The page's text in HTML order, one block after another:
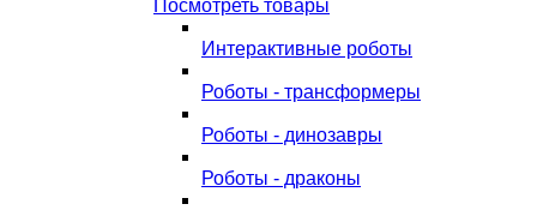
Посмотреть товары
Интерактивные роботы
Роботы - трансформеры
Роботы - динозавры
Роботы - драконы